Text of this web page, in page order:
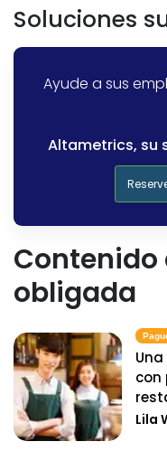
Soluciones
Ayude a sus
Altametrics, su
Contenido
obligada
con
Lila